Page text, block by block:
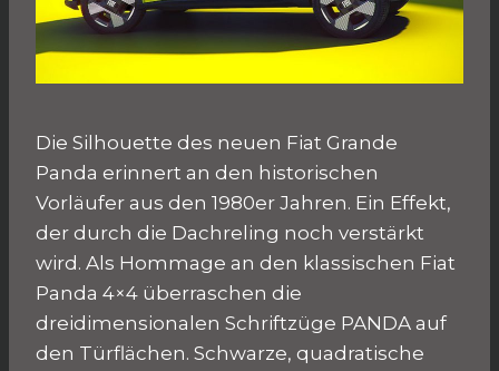
Die Silhouette des neuen Fiat Grande
Panda erinnert an den historischen
Vorläufer aus den 1980er Jahren. Ein Effekt,
der durch die Dachreling noch verstärkt
wird. Als Hommage an den klassischen Fiat
Panda 4×4 überraschen die
dreidimensionalen Schriftzüge PANDA auf
den Türflächen. Schwarze, quadratische